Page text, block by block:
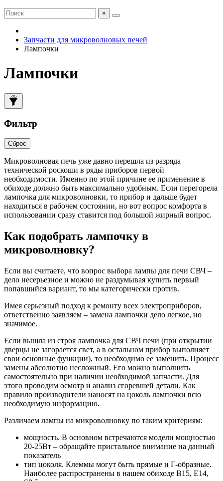
×
Запчасти для микроволновых печей
Лампочки
Лампочки
Фильтр
Сброс
Микроволновая печь уже давно перешла из разряда
технической роскоши в ряды приборов первой
необходимости. Именно по этой причине ее применение в
обиходе должно быть максимально удобным. Если перегорела
лампочка для микроволновки, то прибор и дальше будет
находиться в рабочем состоянии, но вот вопрос комфорта в
использовании сразу ставится под большой жирный вопрос.
Как подобрать лампочку в
микроволновку?
Если вы считаете, что вопрос выбора лампы для печи СВЧ –
дело несерьезное и можно не раздумывая купить первый
попавшийся вариант, то мы категорически против.
Имея серьезный подход к ремонту всех электроприборов,
ответственно заявляем – замена лампочки дело легкое, но
значимое.
Если вышла из строя лампочка для СВЧ печи (при открытии
дверцы не загорается свет, а в остальном прибор выполняет
свои основные функции), то необходимо ее заменить. Процесс
замены абсолютно несложный. Его можно выполнить
самостоятельно при наличии необходимой запчасти. Для
этого проводим осмотр и анализ сгоревшей детали. Как
правило производители наносят на цоколь лампочки всю
необходимую информацию.
Различаем лампы на микроволновку по таким критериям:
мощность. В основном встречаются модели мощностью
20-25Вт – обращайте пристальное внимание на данный
показатель
тип цоколя. Клеммы могут быть прямые и Г-образные.
Наиболее распространены в нашем обиходе B15, Е14,